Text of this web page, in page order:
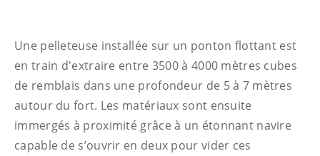
Une pelleteuse installée sur un ponton flottant est
en train d'extraire entre 3500 à 4000 mètres cubes
de remblais dans une profondeur de 5 à 7 mètres
autour du fort. Les matériaux sont ensuite
immergés à proximité grâce à un étonnant navire
capable de s’ouvrir en deux pour vider ces